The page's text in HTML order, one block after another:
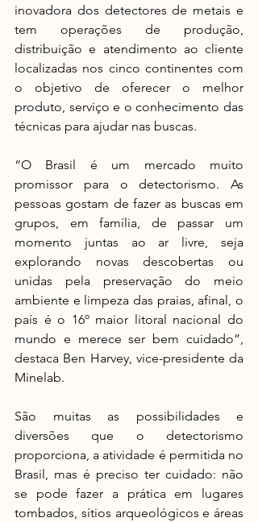
inovadora dos detectores de metais e
tem operações de produção,
distribuição e atendimento ao cliente
localizadas nos cinco continentes com
o objetivo de oferecer o melhor
produto, serviço e o conhecimento das
técnicas para ajudar nas buscas.
“O Brasil é um mercado muito
promissor para o detectorismo. As
pessoas gostam de fazer as buscas em
grupos, em família, de passar um
momento juntas ao ar livre, seja
explorando novas descobertas ou
unidas pela preservação do meio
ambiente e limpeza das praias, afinal, o
país é o 16º maior litoral nacional do
mundo e merece ser bem cuidado”,
destaca Ben Harvey, vice-presidente da
Minelab.
São muitas as possibilidades e
diversões que o detectorismo
proporciona, a atividade é permitida no
Brasil, mas é preciso ter cuidado: não
se pode fazer a prática em lugares
tombados, sítios arqueológicos e áreas